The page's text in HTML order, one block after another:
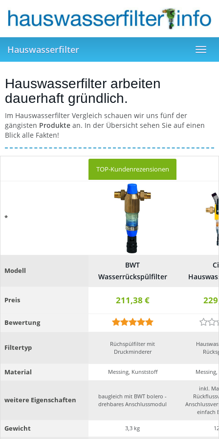
main
Hauswasserfilter
Hauswasserfilter arbeiten
dauerhaft gründlich.
Im Hauswasserfilter Vergleich schauen wir uns fünf der
gängisten Produkte an. In der Übersicht sehen Sie auf einen
Blick alle Fakten!
TOP-Kundenrezensionen
Modell
BWT
Wasserrückspülfilter
Preis 211,38 €
Bewertung
Filtertyp
Rüchspülfilter mit
Druckminderer
Material Messing, Kunststoff
weitere Eigenschaften
baugleich mit BWT bolero -
drehbares Anschlussmodul
inkl.
einfach
Gewicht 3,3 kg